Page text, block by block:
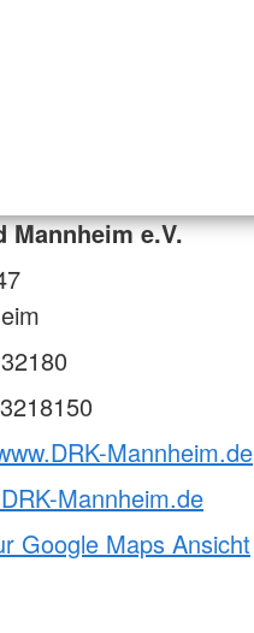
Mannheim e.V.
Mannheim.de
Mannheim.de
Google Maps Ansicht